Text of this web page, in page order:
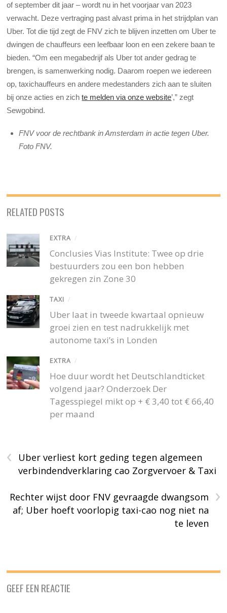
of september dit jaar – wordt nu in het voorjaar van 2023
verwacht. Deze vertraging past alvast prima in het strijdplan van
Uber. Tot die tijd zegt de FNV zich te blijven inzetten om Uber te
dwingen de chauffeurs een leefbaar loon en een zekere baan te
bieden. “Om een megabedrijf als Uber tot ander gedrag te
brengen, is samenwerking nodig. Daarom roepen we iedereen
op, taxichauffeurs en andere medestanders zich aan te sluiten
bij onze acties en zichte melden via onze website’,” zegt
Sewgobind.
FNV voor de rechtbank in Amsterdam in actie tegen Uber.
Foto FNV.
RELATED POSTS
EXTRA /
Conclusies Vias Institute: Twee op drie
bestuurders zou een bon hebben
gekregen zin Zone 30
TAXI /
Uber laat in tweede kwartaal opnieuw
groei zien en test nadrukkelijk met
autonome taxi’s in Londen
EXTRA /
Hoe duur wordt het Deutschlandticket
volgend jaar? Onderzoek Der
Tagesspiegel mikt op + € 3,40 tot € 66,40
per maand
‹
Uber verliest kort geding tegen algemeen
verbindendverklaring cao Zorgvervoer & Taxi
›
Rechter wijst door FNV gevraagde dwangsom
af; Uber hoeft voorlopig taxi-cao nog niet na
te leven
GEEF EEN REACTIE